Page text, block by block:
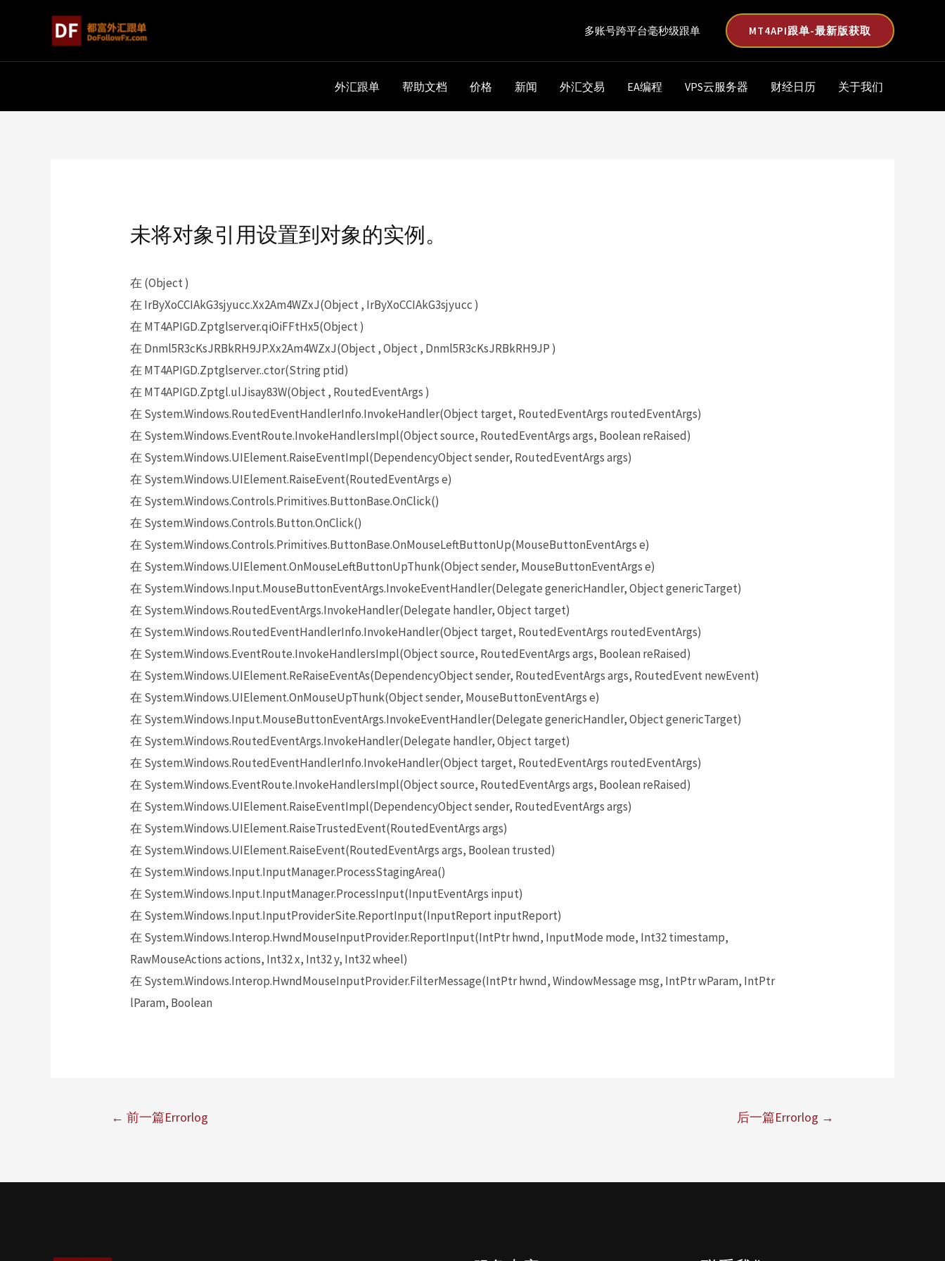
多账号跨平台毫秒级跟单 MT4API跟单-最新版获取
外汇跟单 帮助文档 价格 新闻 外汇交易 EA编程 VPS云服务器 财经日历 关于我们
未将对象引用设置到对象的实例。
在 (Object )
在 IrByXoCCIAkG3sjyucc.Xx2Am4WZxJ(Object , IrByXoCCIAkG3sjyucc )
在 MT4APIGD.Zptglserver.qiOiFFtHx5(Object )
在 Dnml5R3cKsJRBkRH9JP.Xx2Am4WZxJ(Object , Object , Dnml5R3cKsJRBkRH9JP )
在 MT4APIGD.Zptglserver..ctor(String ptid)
在 MT4APIGD.Zptgl.ulJisay83W(Object , RoutedEventArgs )
在 System.Windows.RoutedEventHandlerInfo.InvokeHandler(Object target, RoutedEventArgs routedEventArgs)
在 System.Windows.EventRoute.InvokeHandlersImpl(Object source, RoutedEventArgs args, Boolean reRaised)
在 System.Windows.UIElement.RaiseEventImpl(DependencyObject sender, RoutedEventArgs args)
在 System.Windows.UIElement.RaiseEvent(RoutedEventArgs e)
在 System.Windows.Controls.Primitives.ButtonBase.OnClick()
在 System.Windows.Controls.Button.OnClick()
在 System.Windows.Controls.Primitives.ButtonBase.OnMouseLeftButtonUp(MouseButtonEventArgs e)
在 System.Windows.UIElement.OnMouseLeftButtonUpThunk(Object sender, MouseButtonEventArgs e)
在 System.Windows.Input.MouseButtonEventArgs.InvokeEventHandler(Delegate genericHandler, Object genericTarget)
在 System.Windows.RoutedEventArgs.InvokeHandler(Delegate handler, Object target)
在 System.Windows.RoutedEventHandlerInfo.InvokeHandler(Object target, RoutedEventArgs routedEventArgs)
在 System.Windows.EventRoute.InvokeHandlersImpl(Object source, RoutedEventArgs args, Boolean reRaised)
在 System.Windows.UIElement.ReRaiseEventAs(DependencyObject sender, RoutedEventArgs args, RoutedEvent newEvent)
在 System.Windows.UIElement.OnMouseUpThunk(Object sender, MouseButtonEventArgs e)
在 System.Windows.Input.MouseButtonEventArgs.InvokeEventHandler(Delegate genericHandler, Object genericTarget)
在 System.Windows.RoutedEventArgs.InvokeHandler(Delegate handler, Object target)
在 System.Windows.RoutedEventHandlerInfo.InvokeHandler(Object target, RoutedEventArgs routedEventArgs)
在 System.Windows.EventRoute.InvokeHandlersImpl(Object source, RoutedEventArgs args, Boolean reRaised)
在 System.Windows.UIElement.RaiseEventImpl(DependencyObject sender, RoutedEventArgs args)
在 System.Windows.UIElement.RaiseTrustedEvent(RoutedEventArgs args)
在 System.Windows.UIElement.RaiseEvent(RoutedEventArgs args, Boolean trusted)
在 System.Windows.Input.InputManager.ProcessStagingArea()
在 System.Windows.Input.InputManager.ProcessInput(InputEventArgs input)
在 System.Windows.Input.InputProviderSite.ReportInput(InputReport inputReport)
在 System.Windows.Interop.HwndMouseInputProvider.ReportInput(IntPtr hwnd, InputMode mode, Int32 timestamp,
RawMouseActions actions, Int32 x, Int32 y, Int32 wheel)
在 System.Windows.Interop.HwndMouseInputProvider.FilterMessage(IntPtr hwnd, WindowMessage msg, IntPtr wParam, IntPtr
lParam, Boolean
← 前一篇Errorlog 后一篇Errorlog →